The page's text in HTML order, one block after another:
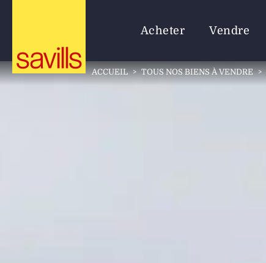
Acheter Vendre
ACCUEIL > TOUS NOS BIENS À VENDRE >